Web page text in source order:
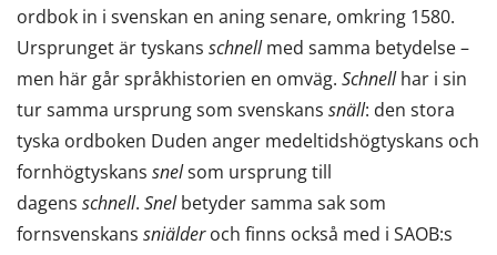
ordbok in i svenskan en aning senare, omkring 1580.
Ursprunget är tyskans schnellmed samma betydelse –
men här går språkhistorien en omväg. Schnellhar i sin
tur samma ursprung som svenskans snäll: den stora
tyska ordboken Duden anger medeltidshögtyskans och
fornhögtyskans snelsom ursprung till
dagens schnell. Snelbetyder samma sak som
fornsvenskans sniälderoch finns också med i SAOB:s